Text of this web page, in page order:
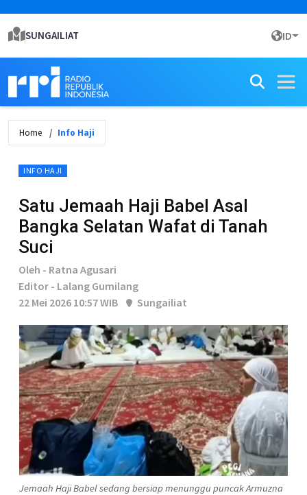
SUNGAILIAT ID
Home Info Haji
INFO HAJI
Satu Jemaah Haji Babel Asal
Bangka Selatan Wafat di Tanah
Suci
Oleh - Ratna Agusari
Editor - Lalang Gumilang
22 Mei 2026 10:57 WIB
Sungailiat
Jemaah Haji Babel sedang bersiap menunggu puncak Armuzna